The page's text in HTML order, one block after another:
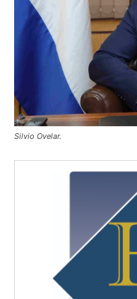
Silvio Ovelar.